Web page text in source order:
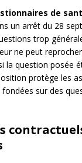
de
un arrêt du 28
trop
ne peut
la question posée
protège les
sur des